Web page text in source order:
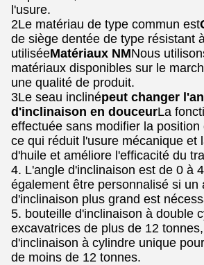
l'usure.
2Le matériau de type commun est
de siège dentée de type résistant
utiliséeMatériaux NMNous
matériaux disponibles sur le
une qualité de produit.
3Le seau inclinépeut changer
d'inclinaison en douceurLa
effectuée sans modifier la position
ce qui réduit l'usure mécanique et
d'huile et améliore l'efficacité du
4. L'angle d'inclinaison est de 0 à
également être personnalisé si un
d'inclinaison plus grand est
5. bouteille d'inclinaison à double
excavatrices de plus de 12
d'inclinaison à cylindre unique
de moins de 12 tonnes.